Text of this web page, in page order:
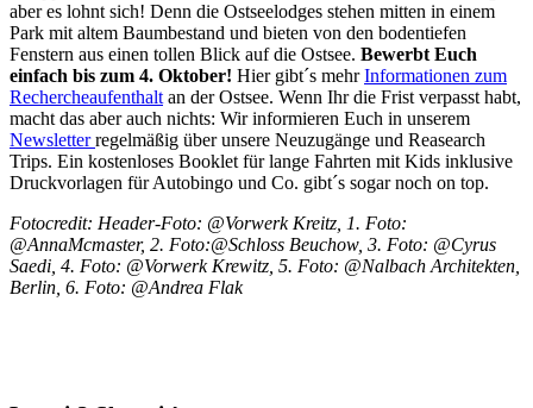
aber es lohnt sich! Denn die Ostseelodges stehen mitten in einem
Park mit altem Baumbestand und bieten von den bodentiefen
Fenstern aus einen tollen Blick auf die Ostsee. Bewerbt Euch
einfach bis zum 4. Oktober! Hier gibt´s mehrInformationen zum
Rechercheaufenthalt an der Ostsee. Wenn Ihr die Frist verpasst habt,
macht das aber auch nichts: Wir informieren Euch in unserem
Newsletterregelmäßig über unsere Neuzugänge und Reasearch
Trips. Ein kostenloses Booklet für lange Fahrten mit Kids inklusive
Druckvorlagen für Autobingo und Co. gibt´s sogar noch on top.
Fotocredit: Header-Foto: @Vorwerk Kreitz, 1. Foto:
@AnnaMcmaster, 2. Foto:@Schloss Beuchow, 3. Foto: @Cyrus
Saedi, 4. Foto: @Vorwerk Krewitz, 5. Foto: @Nalbach Architekten,
Berlin, 6. Foto: @Andrea Flak